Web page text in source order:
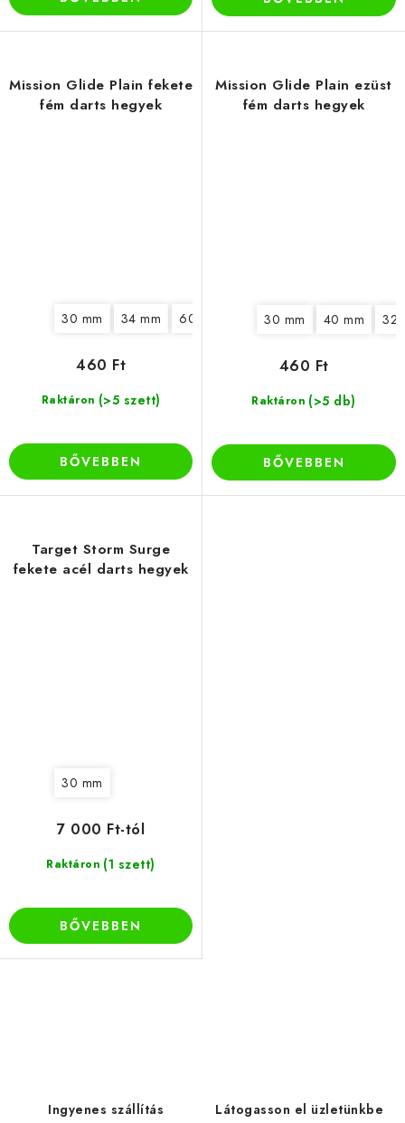
Mission Glide Plain fekete
fém darts hegyek
30 mm 34 mm 60 mm 50 mm 36 mm
Raktáron (>5 szett)
460 Ft
BŐVEBBEN
Mission Glide Plain ezüst
fém darts hegyek
30 mm 40 mm 32
Raktáron (>5 db)
460 Ft
BŐVEBBEN
Target Storm Surge
fekete acél darts hegyek
30 mm
Raktáron (1 szett)
7 000 Ft-tól
BŐVEBBEN
Ingyenes szállítás Látogasson el üzletünkbe